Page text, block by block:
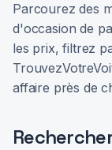
Parcourez des
d'occasion de
les prix, filtrez
affaire près de